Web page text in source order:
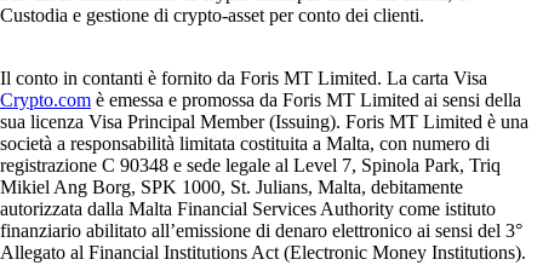
Custodia e gestione di crypto-asset per conto dei clienti.
Il conto in contanti è fornito da Foris MT Limited. La carta Visa
Crypto.com è emessa e promossa da Foris MT Limited ai sensi della
sua licenza Visa Principal Member (Issuing). Foris MT Limited è una
società a responsabilità limitata costituita a Malta, con numero di
registrazione C 90348 e sede legale al Level 7, Spinola Park, Triq
Mikiel Ang Borg, SPK 1000, St. Julians, Malta, debitamente
autorizzata dalla Malta Financial Services Authority come istituto
finanziario abilitato all’emissione di denaro elettronico ai sensi del 3°
Allegato al Financial Institutions Act (Electronic Money Institutions).